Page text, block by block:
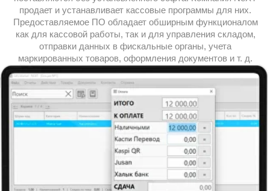
НАЧАТЬ СЕЙЧАС
Возможности кассового ПО